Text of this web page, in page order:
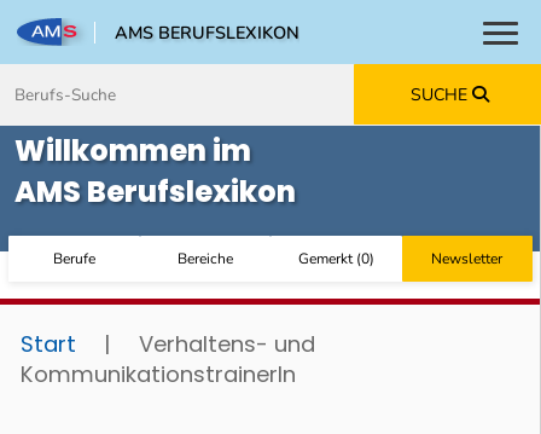
AMS BERUFSLEXIKON
SUCHE
Willkommen im
AMS Berufslexikon
Berufe Bereiche Gemerkt(0) Newsletter
Start |
Verhaltens- und
KommunikationstrainerIn